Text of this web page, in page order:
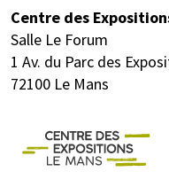
Centre des
Salle Le Forum
1 Av. du Parc des
72100 Le Mans